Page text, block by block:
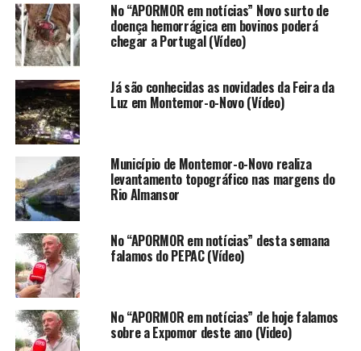
No “APORMOR em notícias” Novo surto de
doença hemorrágica em bovinos poderá
chegar a Portugal (Vídeo)
Já são conhecidas as novidades da Feira da
Luz em Montemor-o-Novo (Vídeo)
Município de Montemor-o-Novo realiza
levantamento topográfico nas margens do
Rio Almansor
No “APORMOR em notícias” desta semana
falamos do PEPAC (Vídeo)
No “APORMOR em notícias” de hoje falamos
sobre a Expomor deste ano (Video)